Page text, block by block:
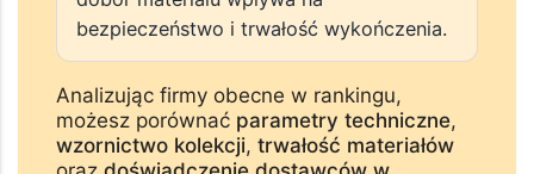
wilgotnych łazienek, kuchni lub
przestrzeni zewnętrznych. Odpowiedni
dobór materiału wpływa na
bezpieczeństwo i trwałość wykończenia.